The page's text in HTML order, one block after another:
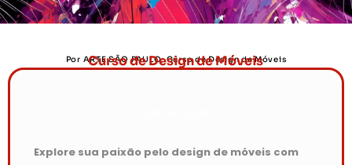
Curso de Design de Móveis
Por ARTE SÃO PAULO, Curso de Design de Móveis
Explore sua paixão pelo design de móveis com